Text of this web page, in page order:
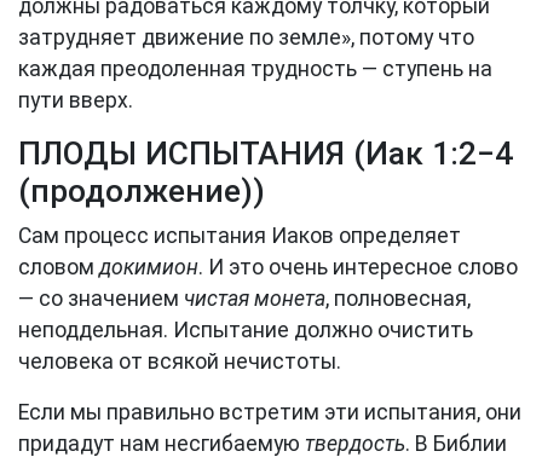
должны радоваться каждому толчку, который
затрудняет движение по земле», потому что
каждая преодоленная трудность — ступень на
пути вверх.
ПЛОДЫ ИСПЫТАНИЯ (Иак 1:2−4
(продолжение))
Сам процесс испытания Иаков определяет
словомдокимион. И это очень интересное слово
— со значением чистая монета, полновесная,
неподдельная. Испытание должно очистить
человека от всякой нечистоты.
Если мы правильно встретим эти испытания, они
придадут нам несгибаемую твердость. В Библии